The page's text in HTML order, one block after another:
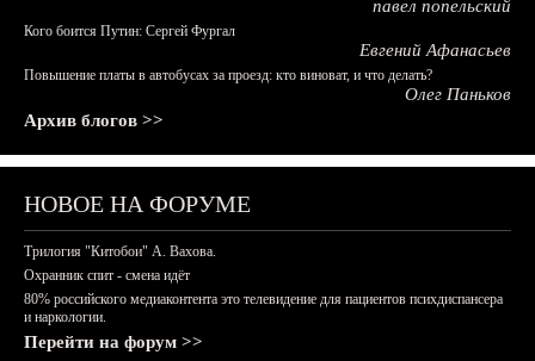
павел попельский
Кого боится Путин: Сергей Фургал
Евгений Афанасьев
Повышение платы в автобусах за проезд: кто виноват, и что делать?
Олег Паньков
Архив блогов >>
НОВОЕ НА ФОРУМЕ
Трилогия "Китобои" А. Вахова.
Охранник спит - смена идёт
80% российского медиаконтента это телевидение для пациентов психдиспансера
и наркологии.
Перейти на форум >>